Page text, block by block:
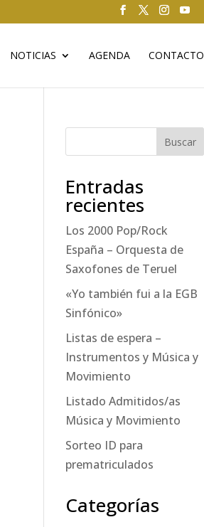
NOTICIAS AGENDA CONTACTO
Buscar
Entradas
recientes
Los 2000 Pop/Rock
España – Orquesta de
Saxofones de Teruel
«Yo también fui a la EGB
Sinfónico»
Listas de espera –
Instrumentos y Música y
Movimiento
Listado Admitidos/as
Música y Movimiento
Sorteo ID para
prematriculados
Categorías